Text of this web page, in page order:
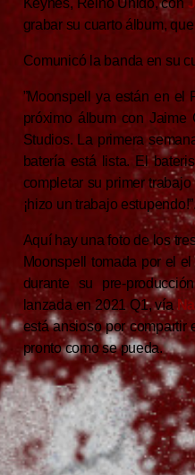
Keynes, Reino Unido, con
grabar su cuarto álbum,
Comunicó la banda en su
”Moonspell ya están en el
próximo álbum con Jaime
Studios. La primera
batería está lista. El
completar su primer
¡hizo un trabajo estupendo!”.
Aquí hay una foto de los
Moonspell tomada por el el
durante su pre-
lanzada en 2021 Q1, vía
está ansioso por compartir
pronto como se pueda.